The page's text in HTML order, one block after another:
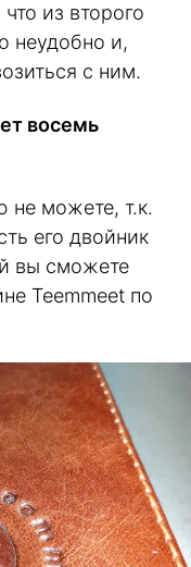
из второго
неудобно и,
с ним.
восемь
не можете, т.к.
его двойник
вы сможете
Teemmeet по